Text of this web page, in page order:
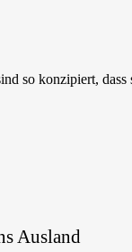
so konzipiert, dass
Ausland